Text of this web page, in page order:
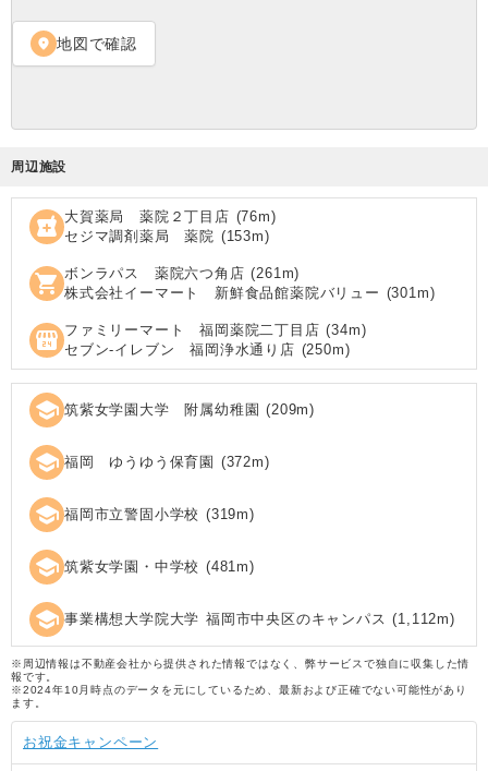
location_on 地図で確認
周辺施設
local_pharmacy 大賀薬局 薬院２丁目店 (76m)
セジマ調剤薬局 薬院 (153m)
shopping_cart ボンラパス 薬院六つ角店 (261 m)
株式会社イーマート 新鮮食品館薬院バリュー (301 m)
local_convenience_store ファミリーマート 福岡薬院二丁目店 (34m)
セブン‐イレブン 福岡浄水通り店 (250m)
school 筑紫女学園大学 附属幼稚園 (209m)
school 福岡 ゆうゆう保育園 (372m)
school 福岡市立警固小学校 (319m)
school 筑紫女学園・中学校 (481m)
school 事業構想大学院大学 福岡市中央区のキャンパス (1,112m)
※周辺情報は不動産会社から提供された情報ではなく、弊サービスで独自に収集した情
報です。
※2024年10月時点のデータを元にしているため、最新および正確でない可能性があり
ます。
お祝金キャンペーン